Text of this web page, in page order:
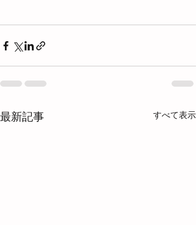
最新記事 すべて表示